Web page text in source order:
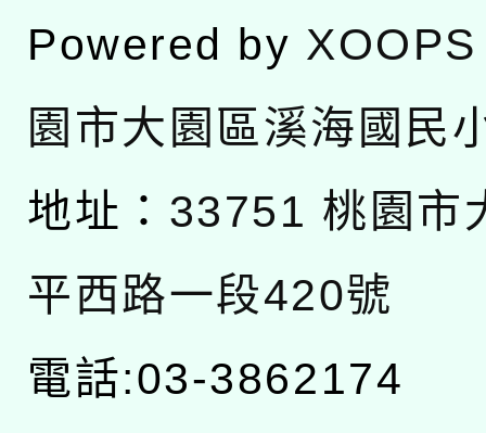
Powered by XOOPS
園市大園區溪海國民
地址： 33751 桃園市
平西路一段420號
電話:03-3862174